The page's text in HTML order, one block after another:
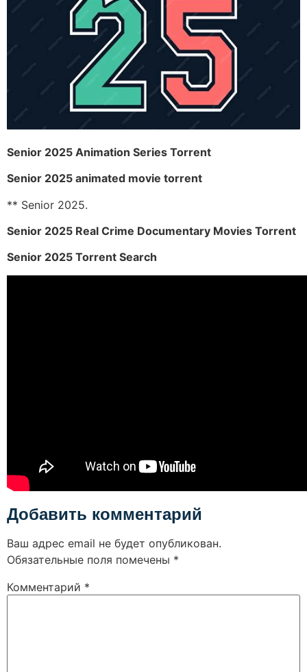
Senior 2025 Animation Series Torrent
Senior 2025 animated movie torrent
** Senior 2025.
Senior 2025 Real Crime Documentary Movies Torrent
Senior 2025 Torrent Search
Добавить комментарий
Ваш адрес email не будет опубликован.
Обязательные поля помечены *
Комментарий *